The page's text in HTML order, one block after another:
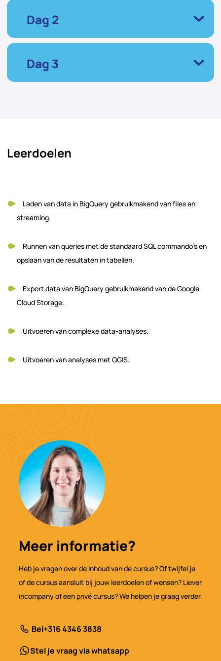
Dag 2
Dag 3
Leerdoelen
Laden van data in BigQuery gebruikmakend van files en
streaming.
Runnen van queries met de standaard SQL commando’s en
opslaan van de resultaten in tabellen.
Export data van BigQuery gebruikmakend van de Google
Cloud Storage.
Uitvoeren van complexe data-analyses.
Uitvoeren van analyses met QGIS.
Meer informatie?
Heb je vragen over de inhoud van de cursus? Of twijfel je
of de cursus aansluit bij jouw leerdoelen of wensen? Liever
incompany of een privé cursus? We helpen je graag verder.
Bel+316 4346 3838
Stel je vraag via whatsapp